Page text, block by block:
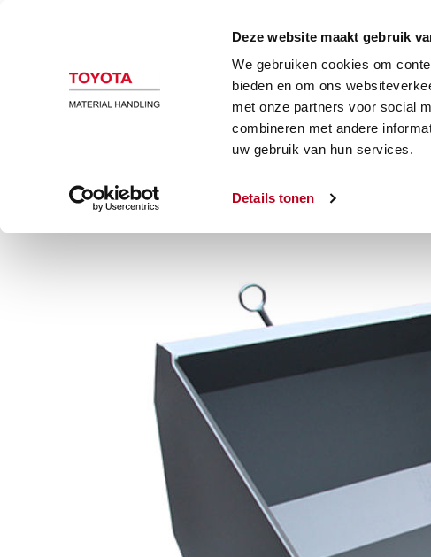
Deze website maakt gebruik
We gebruiken cookies om
bieden en om ons
met onze partners voor social
combineren met andere
uw gebruik van hun services.
Details tonen
Magazijn en heftrucks Automatisering
Winter
Sneeuwschepper